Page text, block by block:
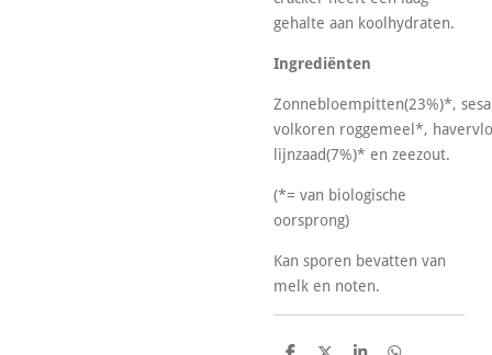
gehalte aan koolhydraten.
Ingrediënten
Zonnebloempitten(23%)*,
volkoren roggemeel*, haver
lijnzaad(7%)* en zeezout.
(*= van biologische
oorsprong)
Kan sporen bevatten van
melk en noten.